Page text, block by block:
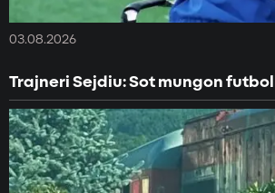
03.08.2026
Trajneri Sejdiu: Sot mungon